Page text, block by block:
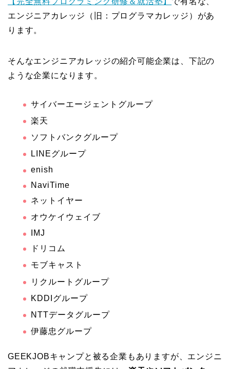
エンジニアカレッジ（旧：プログラマカレッジ）があ
ります。
そんなエンジニアカレッジの紹介可能企業は、下記の
ような企業になります。
サイバーエージェントグループ
楽天
ソフトバンクグループ
LINEグループ
enish
NaviTime
ネットイヤー
オウケイウェイブ
IMJ
ドリコム
モブキャスト
リクルートグループ
KDDIグループ
NTTデータグループ
伊藤忠グループ
GEEKJOBキャンプと被る企業もありますが、エンジニ